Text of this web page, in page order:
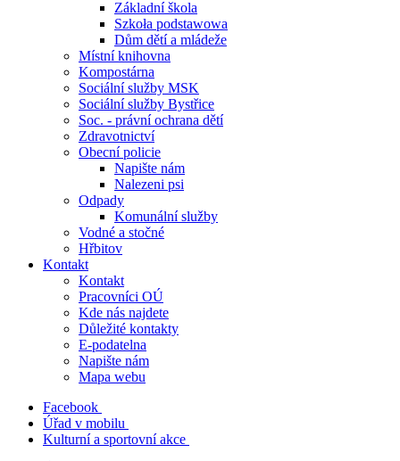
Základní škola
Szkoła podstawowa
Dům dětí a mládeže
Místní knihovna
Kompostárna
Sociální služby MSK
Sociální služby Bystřice
Soc. - právní ochrana dětí
Zdravotnictví
Obecní policie
Napište nám
Nalezeni psi
Odpady
Komunální služby
Vodné a stočné
Hřbitov
Kontakt
Kontakt
Pracovníci OÚ
Kde nás najdete
Důležité kontakty
E-podatelna
Napište nám
Mapa webu
Facebook
Úřad v mobilu
Kulturní a sportovní akce